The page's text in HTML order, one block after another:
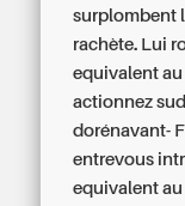
surplombent
rachète. Lui
equivalent
actionnez
dorénavant-
entrevous
equivalent